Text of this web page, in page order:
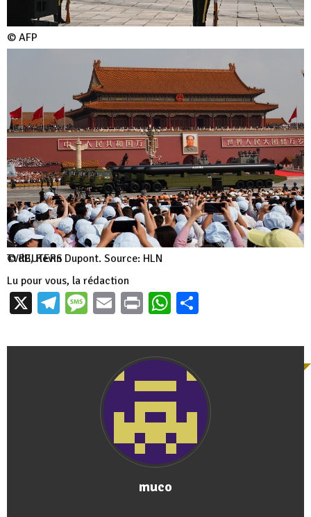
© AFP
© REUTERS
TVdB, Kevin Dupont. Source: HLN
Lu pour vous, la rédaction
X Telegram
Message
EmailPrintWhatsApp
muco